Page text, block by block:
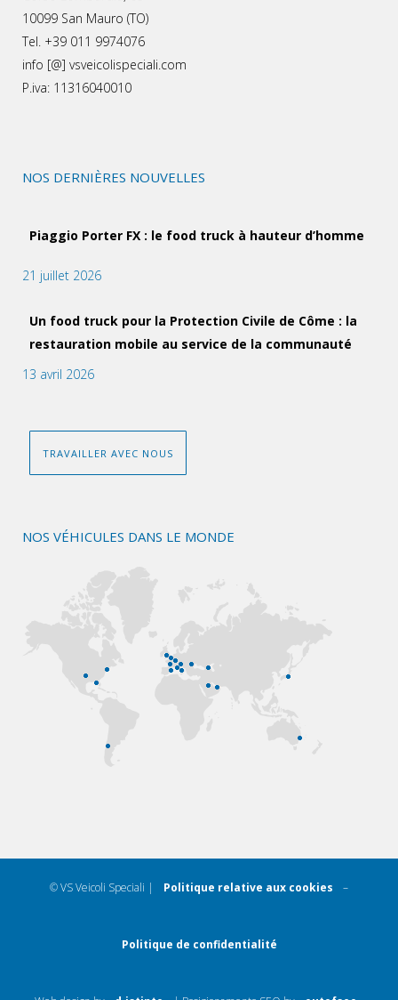
10099 San Mauro (TO)
Tel. +39 011 9974076
info [@] vsveicolispeciali.com
P.iva: 11316040010
NOS DERNIÈRES NOUVELLES
Piaggio Porter FX : le food truck à hauteur d’homme
21 juillet 2026
Un food truck pour la Protection Civile de Côme : la
restauration mobile au service de la communauté
13 avril 2026
TRAVAILLER AVEC NOUS
NOS VÉHICULES DANS LE MONDE
© VS Veicoli Speciali | Politique relative aux cookies –
Politique de confidentialité